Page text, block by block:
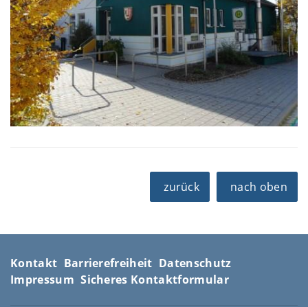
zurück nach oben
Kontakt Barrierefreiheit Datenschutz
Impressum Sicheres Kontaktformular